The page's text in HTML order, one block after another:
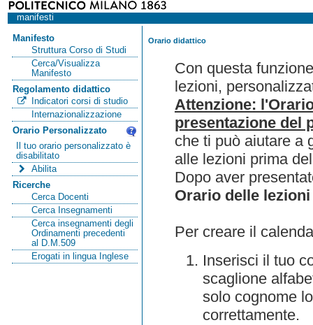
manifesti
Manifesto
Struttura Corso di Studi
Cerca/Visualizza
Manifesto
Regolamento didattico
Indicatori corsi di studio
Internazionalizzazione
Orario Personalizzato
Il tuo orario personalizzato è
disabilitato
Abilita
Ricerche
Cerca Docenti
Cerca Insegnamenti
Cerca insegnamenti degli
Ordinamenti precedenti
al D.M.509
Erogati in lingua Inglese
Orario didattico
Con questa
lezioni,
Attenzione:
presentazione del
che ti può aiutare a
alle lezioni prima
Dopo aver
Orario delle lezioni
Per creare il
Inserisci il tuo
scaglione
solo cognome
correttamente.